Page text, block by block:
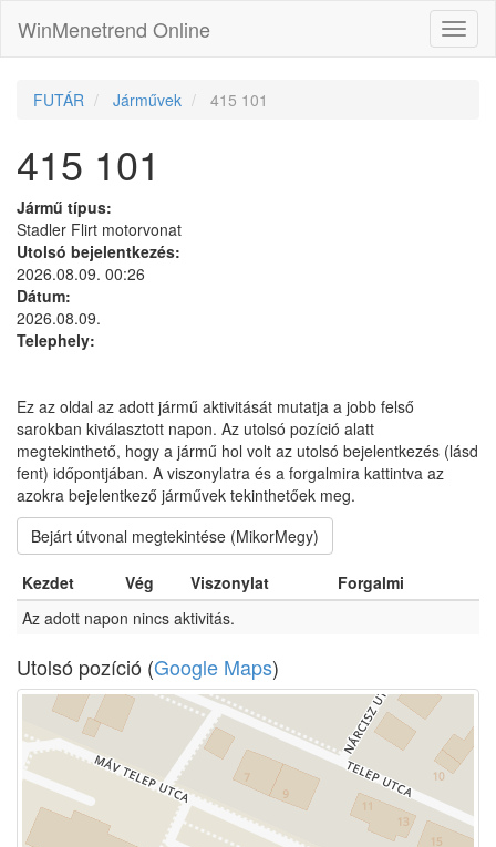
WinMenetrend Online
FUTÁR Járművek 415 101
415 101
Jármű típus:
Stadler Flirt motorvonat
Utolsó bejelentkezés:
2026.08.09. 00:26
Dátum:
2026.08.09.
Telephely:
Ez az oldal az adott jármű aktivitását mutatja a jobb felső
sarokban kiválasztott napon. Az utolsó pozíció alatt
megtekinthető, hogy a jármű hol volt az utolsó bejelentkezés (lásd
fent) időpontjában. A viszonylatra és a forgalmira kattintva az
azokra bejelentkező járművek tekinthetőek meg.
Bejárt útvonal megtekintése (MikorMegy)
Kezdet Vég Viszonylat
Forgalmi
Az adott napon nincs aktivitás.
Utolsó pozíció (Google Maps)